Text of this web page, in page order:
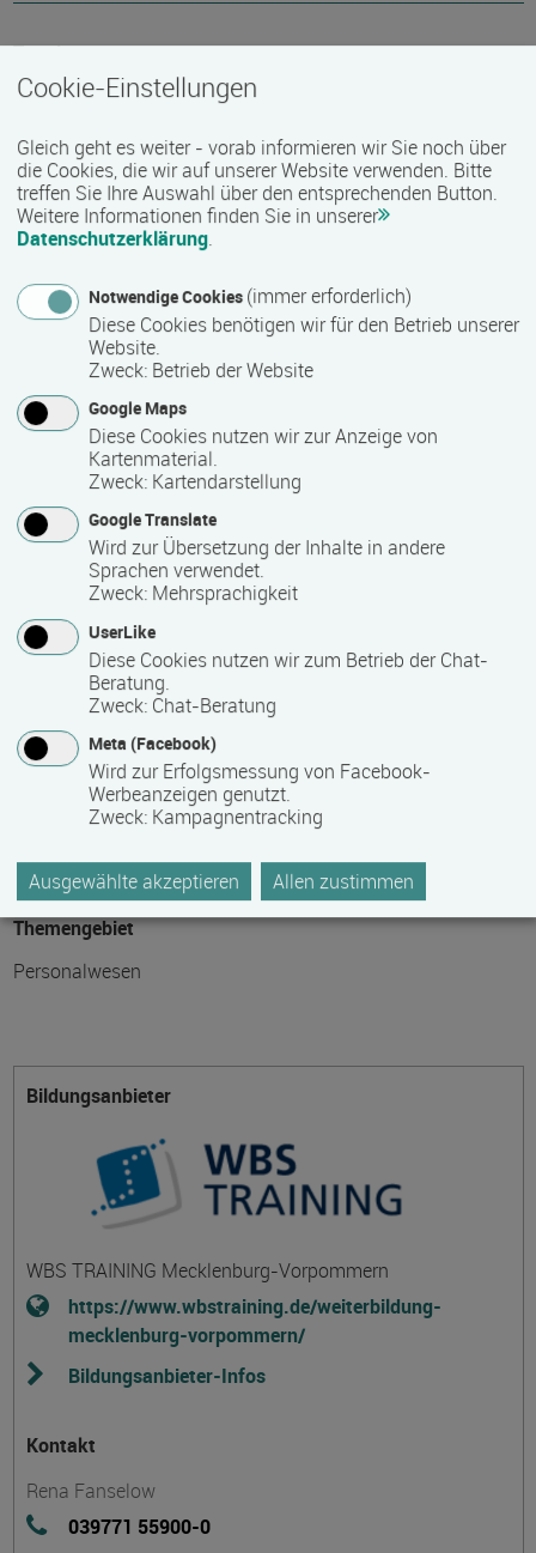
Termin
Termine auf Anfrage
Bemerkungen zum Termin
Die Unterrichtszeiten sind dienstags und donnerstags
jeweils von 13.30 Uhr bis 16.30 Uhr. Insgesamt beinhaltet
Minuten). Pro Woche finden acht Unterrichtseinheiten statt.
Mindest­teilnehmer­anzahl
1
Maximale Teilnehmerzahl
Teilnahmegebühr
Bitte kontaktieren Sie den Bildungsanbieter direkt, um
detaillierte Preisinformationen zu erhalten
Hinweis des Datenbankbetreibers: Bitte erfragen Sie beim
Themengebiet
Personalwesen
Bildungsanbieter
WBS TRAINING Mecklenburg-Vorpommern
https://www.wbstraining.de/weiterbildung-
mecklenburg-vorpommern/
Bildungsanbieter-Infos
Kontakt
Rena Fanselow
039771 55900-0
Cookie-Einstellungen
Gleich geht es weiter - vorab informieren wir Sie noch über
die Cookies, die wir auf unserer Website verwenden. Bitte
treffen Sie Ihre Auswahl über den entsprechenden Button.
Weitere Informationen finden Sie in unserer
Datenschutzerklärung.
Notwendige Cookies (immer erforderlich)
Diese Cookies benötigen wir für den Betrieb unserer
Website.
Zweck: Betrieb der Website
Google Maps
Diese Cookies nutzen wir zur Anzeige von
Kartenmaterial.
Zweck: Kartendarstellung
Google Translate
Wird zur Übersetzung der Inhalte in andere
Sprachen verwendet.
Zweck: Mehrsprachigkeit
UserLike
Diese Cookies nutzen wir zum Betrieb der Chat-
Beratung.
Zweck: Chat-Beratung
Meta (Facebook)
Wird zur Erfolgsmessung von Facebook-
Werbeanzeigen genutzt.
Zweck: Kampagnentracking
Ausgewählte akzeptieren Allen zustimmen